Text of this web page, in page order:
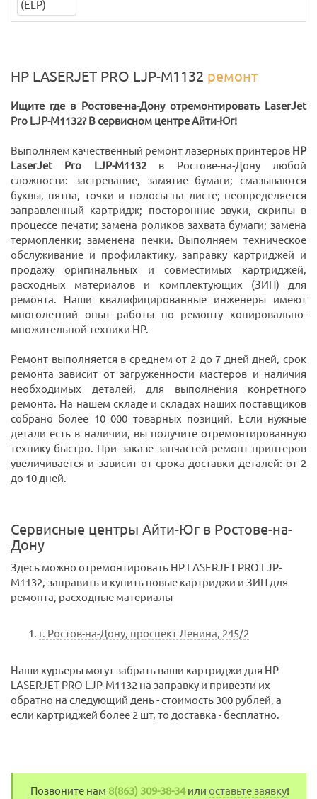
HP LASERJET PRO LJP-M1132 ремонт
Ищите где в Ростове-на-Дону отремонтировать LaserJet
Pro LJP-M1132? В сервисном центре Айти-Юг!
Выполняем качественный ремонт лазерных принтеров HP
LaserJet Pro LJP-M1132в Ростове-на-Дону любой
сложности: застревание, замятие бумаги; смазываются
буквы, пятна, точки и полосы на листе; неопределяется
заправленный картридж; посторонние звуки, скрипы в
процессе печати; замена роликов захвата бумаги; замена
термопленки; заменена печки. Выполняем техническое
обслуживание и профилактику, заправку картриджей и
продажу оригинальных и совместимых картриджей,
расходных материалов и комплектующих (ЗИП) для
ремонта. Наши квалифицированные инженеры имеют
многолетний опыт работы по ремонту копировально-
множительной техники HP.
Ремонт выполняется в среднем от 2 до 7 дней дней, срок
ремонта зависит от загруженности мастеров и наличия
необходимых деталей, для выполнения конретного
ремонта. На нашем складе и складах наших поставщиков
собрано более 10 000 товарных позиций. Если нужные
детали есть в наличии, вы получите отремонтированную
технику быстро. При заказе запчастей ремонт принтеров
увеличивается и зависит от срока доставки деталей: от 2
до 10 дней.
Сервисные центры Айти-Юг в Ростове-на-
Дону
Здесь можно отремонтировать HP LASERJET PRO LJP-
M1132, заправить и купить новые картриджи и ЗИП для
ремонта, расходные материалы
г. Ростов-на-Дону, проспект Ленина, 245/2
Наши курьеры могут забрать ваши картриджи для HP
LASERJET PRO LJP-M1132 на заправку и привезти их
обратно на следующий день - стоимость 300 рублей, а
если картриджей более 2 шт, то доставка - бесплатно.
Позвоните нам 8(863) 309-38-34или оставьте заявку!